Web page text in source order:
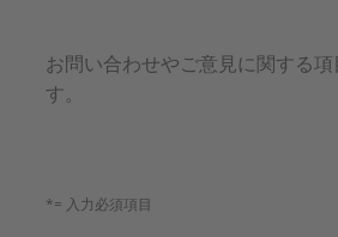
お問い合わせやご意見に関する
す。
*= 入力必須項目